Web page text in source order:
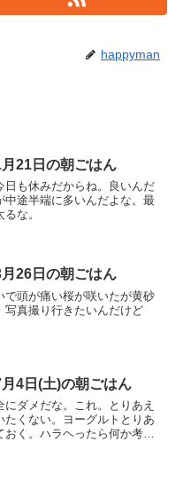
happyman
21日の朝ごはん
日も休みだからね。良いんだ
中途半端に多いんだよな。最
な。
26日の朝ごはん
で頭が痛い桜が咲いたが黄砂
写真撮り行きたいんだけど
4日(土)の朝ごはん
にダメだな。これ。とりあえ
たくない。ヨーグルトとりあ
おく。ハラヘったら何か考え